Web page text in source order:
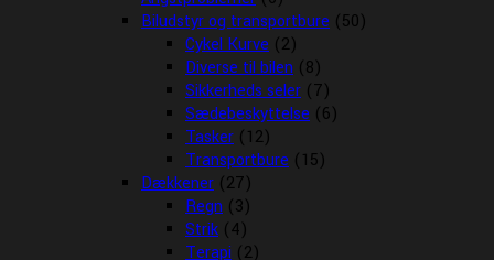
Biludstyr og transportbure (50)
Cykel Kurve (2)
Diverse til bilen (8)
Sikkerheds seler (7)
Sædebeskyttelse (6)
Tasker (12)
Transportbure (15)
Dækkener (27)
Regn (3)
Strik (4)
Terapi (2)